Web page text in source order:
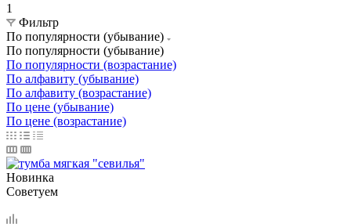
1
Фильтр
По популярности (убывание)
По популярности (убывание)
По популярности (возрастание)
По алфавиту (убывание)
По алфавиту (возрастание)
По цене (убывание)
По цене (возрастание)
Новинка
Советуем